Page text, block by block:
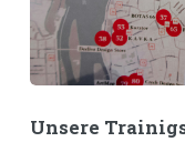
Unsere